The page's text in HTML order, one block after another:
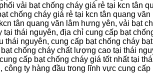
vải bạt chống cháy giá rẻ tại kcn tân
chống cháy giá rẻ tại kcn tân quang
tân quang văn lâm hưng yên, vải bạt
thái nguyên, địa chỉ cung cấp bạt
nguyên, cung cấp bạt chống cháy
chống cháy chất lượng cao tại thái
cấp bạt chống cháy giá tốt nhất tại
ty hàng đầu trong lĩnh vực cung